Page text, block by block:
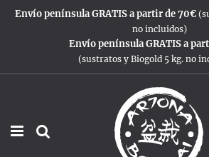
Envío península GRATIS a partir de 70€
no incluidos)
Envío península GRATIS a
(sustratos y Biogold 5 kg. no